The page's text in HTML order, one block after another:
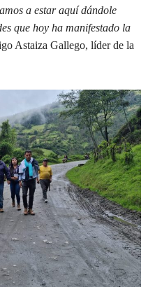
a estar aquí dándole
que hoy ha manifestado la
Astaiza Gallego, líder de la